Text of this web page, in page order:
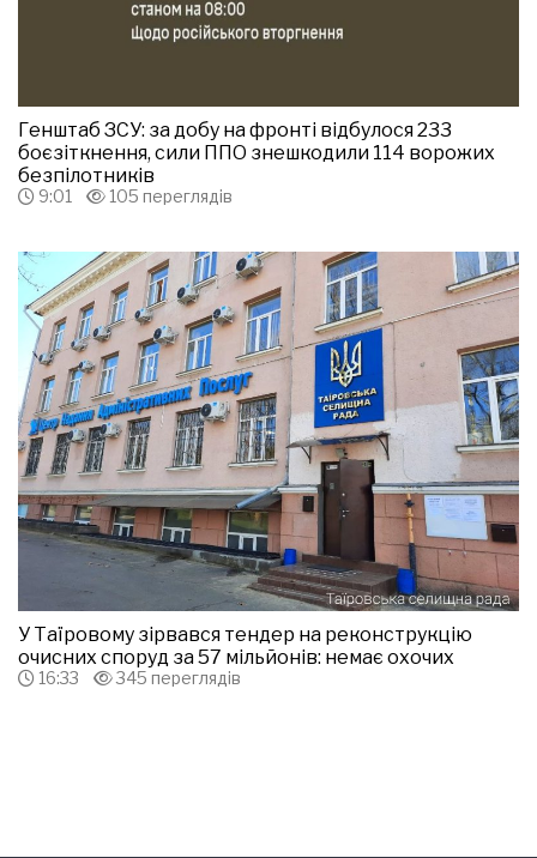
Генштаб ЗСУ: за добу на фронті відбулося 233
боєзіткнення, сили ППО знешкодили 114 ворожих
безпілотників
9:01 105 переглядів
У Таїровому зірвався тендер на реконструкцію
очисних споруд за 57 мільйонів: немає охочих
16:33 345 переглядів